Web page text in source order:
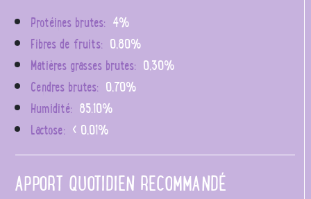
Protéines brutes: 4%
Fibres de fruits: 0,80%
Matières grasses brutes: 0,30%
Cendres brutes: 0,70%
Humidité: 85.10%
Lactose: < 0,01%
APPORT QUOTIDIEN RECOMMANDÉ